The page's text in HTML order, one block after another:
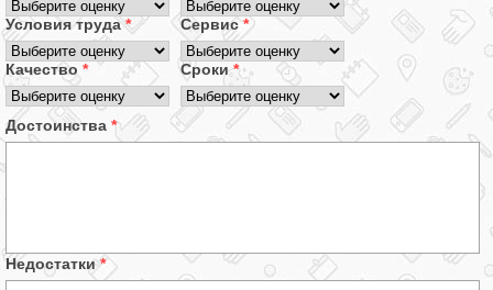
Условия труда * Сервис*
Качество * Сроки*
Достоинства *
Недостатки*